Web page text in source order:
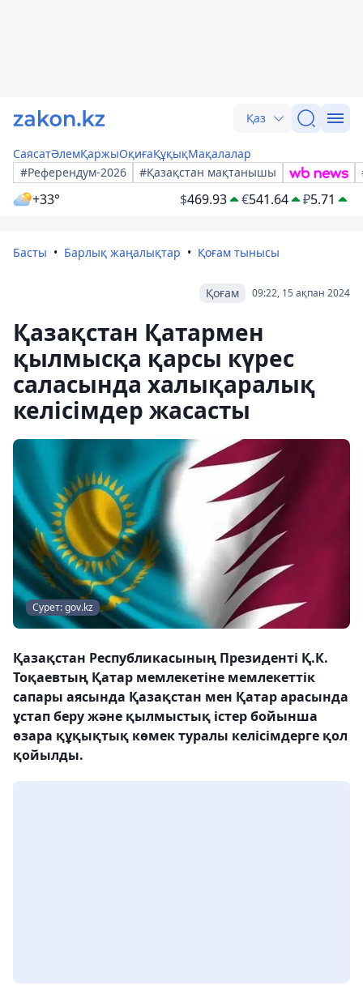
Қаз
СаясатӘлемҚаржыОқиғаҚұқықМақалалар
#Референдум-2026
#Қазақстан мақтанышы
+33° $469.93 €541.64 ₽5.71
Басты Барлық жаңалықтар Қоғам тынысы
09:22, 15 ақпан 2024
Қоғам
Қазақстан Қатармен
қылмысқа қарсы күрес
саласында халықаралық
келісімдер жасасты
Сурет: gov.kz
Қазақстан Республикасының Президенті Қ.К.
Тоқаевтың Қатар мемлекетіне мемлекеттік
сапары аясында Қазақстан мен Қатар арасында
ұстап беру және қылмыстық істер бойынша
өзара құқықтық көмек туралы келісімдерге қол
қойылды.